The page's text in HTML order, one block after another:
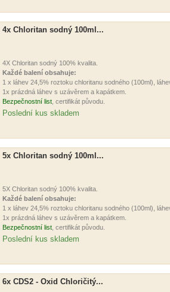
4x Chloritan sodný 100ml...
4X Chloritan sodný 100% kvalita.
Každé balení obsahuje:
1 x láhev 24,5% roztoku chloritanu sodného (100ml),
1x prázdná láhev s uzávěrem a kapátkem.
Bezpečnostní list, certifikát původu.
Poslední kus skladem
5x Chloritan sodný 100ml...
5X Chloritan sodný 100% kvalita.
Každé balení obsahuje:
1 x láhev 24,5% roztoku chloritanu sodného (100ml),
1x prázdná láhev s uzávěrem a kapátkem.
Bezpečnostní list, certifikát původu.
Poslední kus skladem
6x CDS2 - Oxid Chloričitý...